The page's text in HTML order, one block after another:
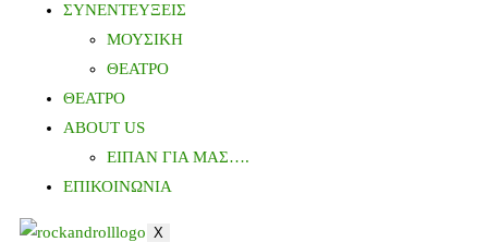
ΣΥΝΕΝΤΕΥΞΕΙΣ
ΜΟΥΣΙΚΗ
ΘΕΑΤΡΟ
ΘΕΑΤΡΟ
ABOUT US
ΕΙΠΑΝ ΓΙΑ ΜΑΣ….
ΕΠΙΚΟΙΝΩΝΙΑ
X